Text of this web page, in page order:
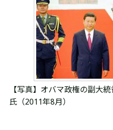
【写真】オバマ政権の副大
氏（2011年8月）